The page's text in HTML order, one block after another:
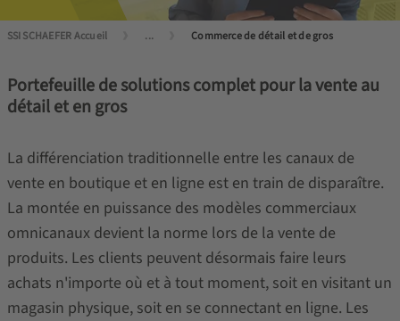
SSI SCHAEFER Accueil ... Commerce de détail et de gros
Portefeuille de solutions complet pour la vente au
détail et en gros
La différenciation traditionnelle entre les canaux de
vente en boutique et en ligne est en train de disparaître.
La montée en puissance des modèles commerciaux
omnicanaux devient la norme lors de la vente de
produits. Les clients peuvent désormais faire leurs
achats n'importe où et à tout moment, soit en visitant un
magasin physique, soit en se connectant en ligne. Les